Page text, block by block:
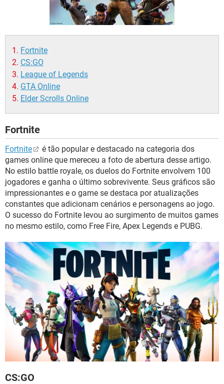
Fortnite
CS:GO
League of Legends
GTA Online
Elder Scrolls Online
Fortnite
Fortnite
é tão popular e destacado na categoria dos
games online que mereceu a foto de abertura desse artigo.
No estilo battle royale, os duelos do Fortnite envolvem 100
jogadores e ganha o último sobrevivente. Seus gráficos são
impressionantes e o game se destaca por atualizações
constantes que adicionam cenários e personagens ao jogo.
O sucesso do Fortnite levou ao surgimento de muitos games
no mesmo estilo, como Free Fire, Apex Legends e PUBG.
CS:GO